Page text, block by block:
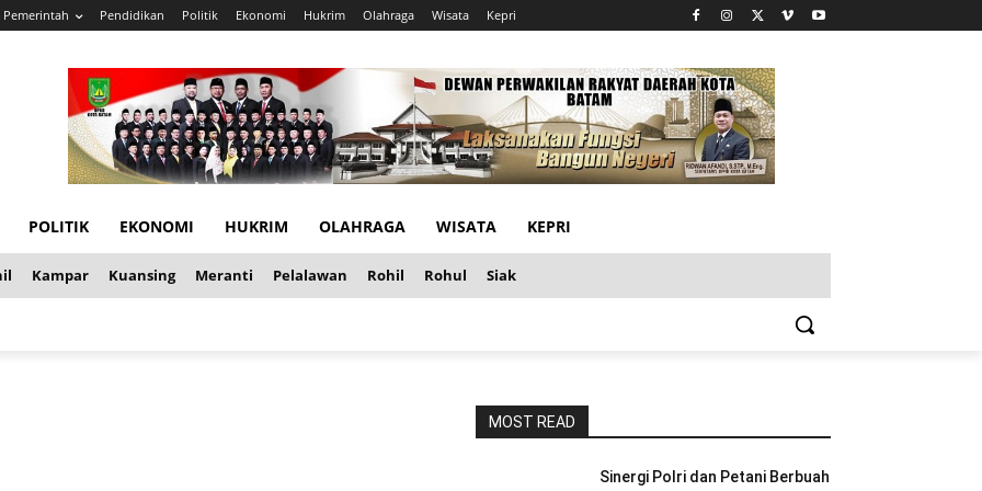
Pemerintah Pendidikan Politik Ekonomi Hukrim Olahraga Wisata Kepri
POLITIK EKONOMI HUKRIM OLAHRAGA WISATA KEPRI
Kampar Kuansing Meranti Pelalawan Rohil Rohul Siak
MOST READ
Sinergi Polri dan Petani Berbuah